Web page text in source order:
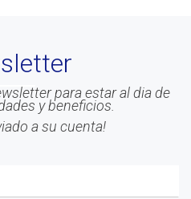
para estar al dia de
y beneficios.
a su cuenta!